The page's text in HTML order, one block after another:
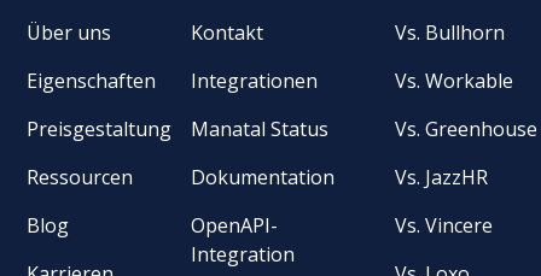
Über uns
Eigenschaften
Preisgestaltung
Ressourcen
Blog
Kontakt
Integrationen
Manatal Status
Dokumentation
OpenAPI-
Integration
Vs. Bullhorn
Vs. Workable
Vs. Greenhouse
Vs. JazzHR
Vs. Vincere